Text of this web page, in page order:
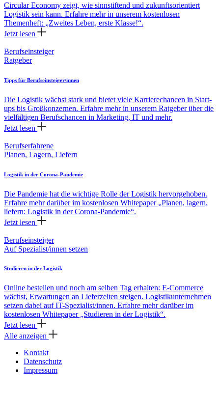
Circular Economy zeigt, wie sinnstiftend und zukunftsorientiert
Logistik sein kann. Erfahre mehr in unserem kostenlosen
Themenheft: „Zweites Leben, erste Klasse!“.
Jetzt lesen
Berufseinsteiger
Ratgeber
Tipps für Berufseinsteiger/innen
Die Logistik wächst stark und bietet viele Karrierechancen in Start-
ups bis Großkonzernen. Erfahre mehr in unserem Ratgeber über die
vielfältigen Berufschancen in Marketing, IT und mehr.
Jetzt lesen
Berufserfahrene
Planen, Lagern, Liefern
Logistik in der Corona-Pandemie
Die Pandemie hat die wichtige Rolle der Logistik hervorgehoben.
Erfahre mehr darüber im kostenlosen Whitepaper „Planen, lagern,
liefern: Logistik in der Corona-Pandemie“.
Jetzt lesen
Berufseinsteiger
Auf Spezialist/innen setzen
Studieren in der Logistik
Online bestellen und noch am selben Tag erhalten: E-Commerce
wächst, Erwartungen an Lieferzeiten steigen. Logistikunternehmen
setzen dabei auf IT-Spezialist/innen. Erfahre mehr darüber im
kostenlosen Whitepaper „Studieren in der Logistik“.
Jetzt lesen
Alle anzeigen
Kontakt
Datenschutz
Impressum